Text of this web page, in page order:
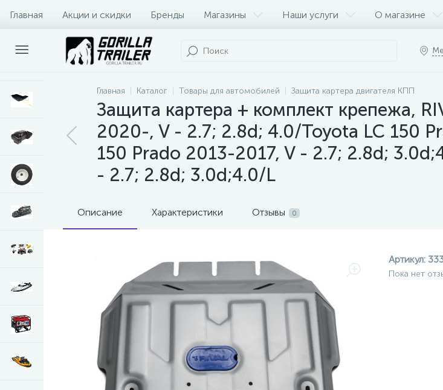
Главная Акции и скидки Бренды Магазины Наши услуги О магазине
Оплата и доставка Контакты
Главная Каталог Товары для автомобилей Защита картера двигателя КПП
Защита картера + комплект крепежа,
2020-, V - 2.7; 2.8d; 4.0/Toyota LC 150
150 Prado 2013-2017, V - 2.7; 2.8d;
- 2.7; 2.8d; 3.0d;4.0/L
Описание Характеристики Отзывы 0
Артикул:
Пока нет